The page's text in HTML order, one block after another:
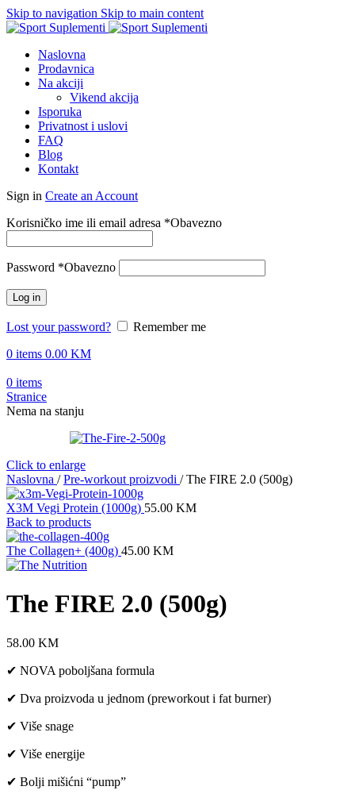
Skip to navigation Skip to main content
Naslovna
Prodavnica
Na akciji
Vikend akcija
Isporuka
Privatnost i uslovi
FAQ
Blog
Kontakt
Sign in Create an Account
Korisničko ime ili email adresa *Obavezno
Password *Obavezno
Log in
Lost your password?
Remember me
0 items 0.00 KM
0 items
Stranice
Nema na stanju
Click to enlarge
Naslovna / Pre-workout proizvodi / The FIRE 2.0 (500g)
X3M Vegi Protein (1000g) 55.00 KM
Back to products
The Collagen+ (400g) 45.00 KM
The FIRE 2.0 (500g)
58.00 KM
✔ NOVA poboljšana formula
✔ Dva proizvoda u jednom (preworkout i fat burner)
✔ Više snage
✔ Više energije
✔ Bolji mišićni “pump”